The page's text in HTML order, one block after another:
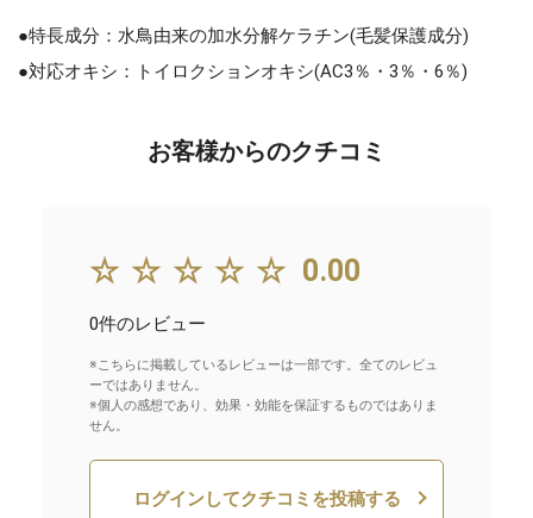
●特長成分：水鳥由来の加水分解ケラチン(毛髪保護成分)
●対応オキシ：トイロクションオキシ(AC3％・3％・6％)
お客様からのクチコミ
☆☆☆☆☆ 0.00
0件のレビュー
※こちらに掲載しているレビューは一部です。全てのレビュ
ーではありません。
※個人の感想であり、効果・効能を保証するものではありま
せん。
ログインしてクチコミを投稿する